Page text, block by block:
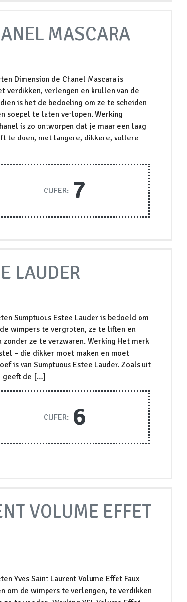
MASCARA
Dimension de Chanel Mascara is
verdikken, verlengen en krullen van de
is het de bedoeling om ze te scheiden
soepel te laten verlopen. Werking
is zo ontworpen dat je maar een laag
te doen, met langere, dikkere, vollere
CIJFER: 7
LAUDER
Sumptuous Estee Lauder is bedoeld om
wimpers te vergroten, ze te liften en
zonder ze te verzwaren. Werking Het merk
– die dikker moet maken en moet
is van Sumptuous Estee Lauder. Zoals uit
geeft de […]
CIJFER: 6
VOLUME EFFET
Yves Saint Laurent Volume Effet Faux
om de wimpers te verlengen, te verdikken